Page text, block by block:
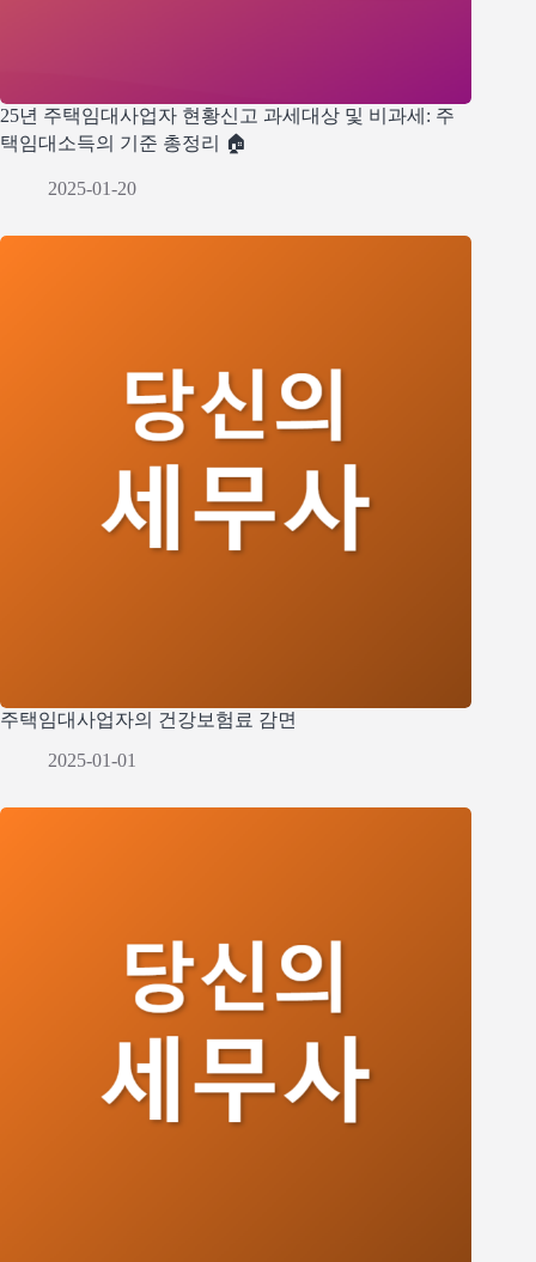
25년 주택임대사업자 현황신고 과세대상 및 비과세: 주
택임대소득의 기준 총정리 🏠
2025-01-20
주택임대사업자의 건강보험료 감면
2025-01-01